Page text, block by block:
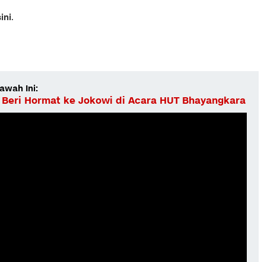
.
Ini:
Hormat ke Jokowi di Acara HUT Bhayangkara